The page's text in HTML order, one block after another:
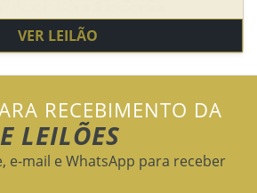
VER LEILÃO
RECEBIMENTO DA
LEILÕES
e-mail e WhatsApp para receber